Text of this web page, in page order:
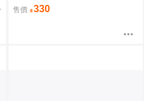
售價 330